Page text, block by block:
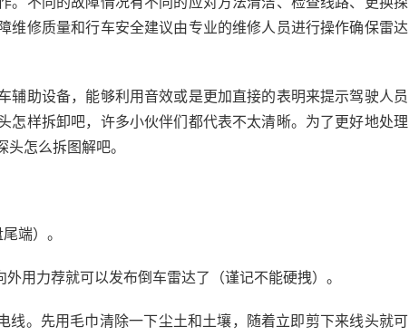
维修质量和行车安全建议由专业的维修人员进行操作确保雷达
辅助设备，能够利用音效或是更加直接的表明来提示驾驶人员
怎样拆卸吧，许多小伙伴们都代表不太清晰。为了更好地处理
怎么拆图解吧。
端）。
用力荐就可以发布倒车雷达了（谨记不能硬拽）。
线。先用毛巾清除一下尘土和土壤，随着立即剪下来线头就可